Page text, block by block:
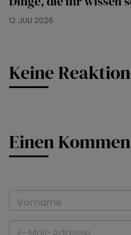
12. JULI 2026
Keine
Einen
Vorname